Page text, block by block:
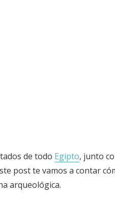
de todo Egipto, junto
post te vamos a contar
arqueológica.